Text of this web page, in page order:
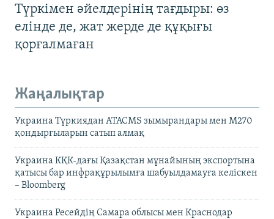
Түркімен әйелдерінің тағдыры: өз
елінде де, жат жерде де құқығы
қорғалмаған
Жаңалықтар
Украина Түркиядан ATACMS зымырандары мен M270
қондырғыларын сатып алмақ
Украина КҚК-дағы Қазақстан мұнайының экспортына
қатысы бар инфрақұрылымға шабуылдамауға келіскен
– Bloomberg
Украина Ресейдің Самара облысы мен Краснодар